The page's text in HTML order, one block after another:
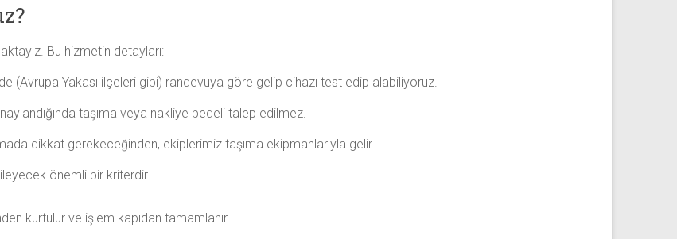
Bu hizmetin detayları:
(Avrupa Yakası ilçeleri gibi) randevuya göre gelip cihazı test edip alabiliyoruz.
taşıma veya nakliye bedeli talep edilmez.
dikkat gerekeceğinden, ekiplerimiz taşıma ekipmanlarıyla gelir.
önemli bir kriterdir.
kurtulur ve işlem kapıdan tamamlanır.